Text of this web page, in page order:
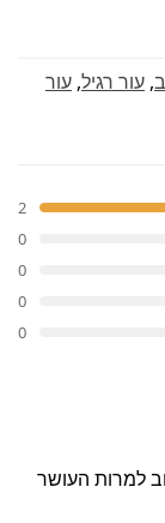
, עור רגיל, עור
2
0
0
0
0
למרות העושר